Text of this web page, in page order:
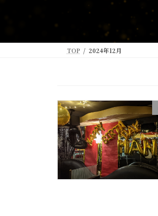
TOP 2024年12月